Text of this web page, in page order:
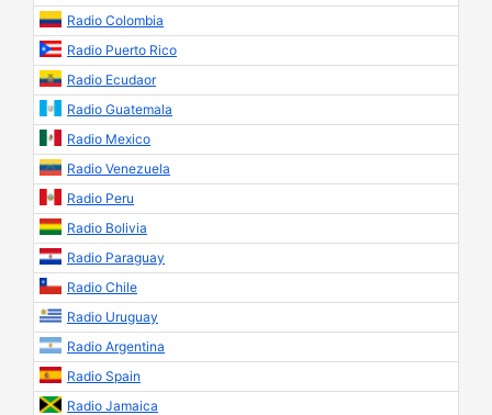
Radio Colombia
Radio Puerto Rico
Radio Ecudaor
Radio Guatemala
Radio Mexico
Radio Venezuela
Radio Peru
Radio Bolivia
Radio Paraguay
Radio Chile
Radio Uruguay
Radio Argentina
Radio Spain
Radio Jamaica